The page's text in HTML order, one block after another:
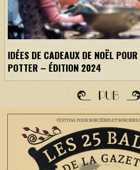
IDÉES DE CADEAUX DE NOËL
POTTER – ÉDITION 2024
PUB